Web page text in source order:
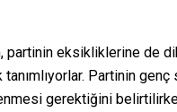
partinin eksikliklerine de
Partinin genç
gerektiğini